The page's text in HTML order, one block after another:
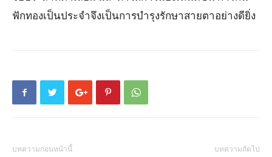
ฟักทองเป็นประจำจึงเป็นการบำรุงรักษาสายตาอย่างดียิ่ง
บทความก่อนหน้านี้ บทความถัดไป